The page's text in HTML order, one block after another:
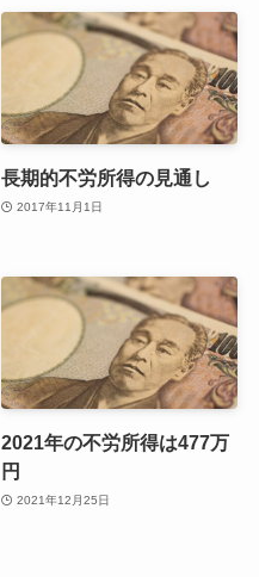
長期的不労所得の見通し
2017年11月1日
2021年の不労所得は477万
円
2021年12月25日